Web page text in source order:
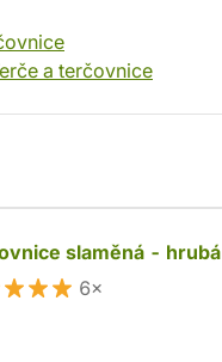
a terčovnice
slaměná - hrubá
6×